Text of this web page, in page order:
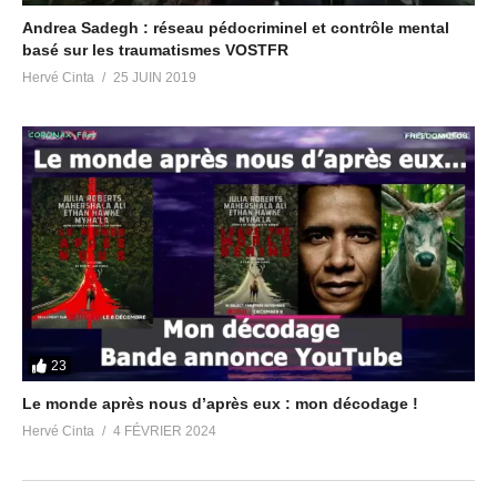
Andrea Sadegh : réseau pédocriminel et contrôle mental
basé sur les traumatismes VOSTFR
Hervé Cinta 25 JUIN 2019
23
Le monde après nous d’après eux : mon décodage !
Hervé Cinta 4 FÉVRIER 2024